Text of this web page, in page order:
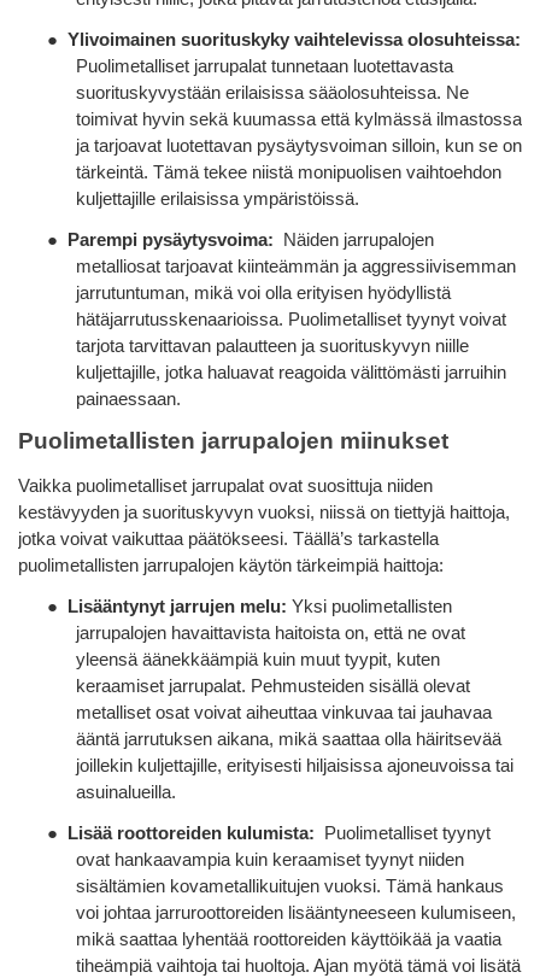
● Ylivoimainen suorituskyky vaihtelevissa olosuhteissa:
Puolimetalliset jarrupalat tunnetaan luotettavasta
suorituskyvystään erilaisissa sääolosuhteissa. Ne
toimivat hyvin sekä kuumassa että kylmässä ilmastossa
ja tarjoavat luotettavan pysäytysvoiman silloin, kun se on
tärkeintä. Tämä tekee niistä monipuolisen vaihtoehdon
kuljettajille erilaisissa ympäristöissä.
● Parempi pysäytysvoima:
Näiden jarrupalojen
metalliosat tarjoavat kiinteämmän ja aggressiivisemman
jarrutuntuman, mikä voi olla erityisen hyödyllistä
hätäjarrutusskenaarioissa. Puolimetalliset tyynyt voivat
tarjota tarvittavan palautteen ja suorituskyvyn niille
kuljettajille, jotka haluavat reagoida välittömästi jarruihin
painaessaan.
Puolimetallisten jarrupalojen miinukset
Vaikka puolimetalliset jarrupalat ovat suosittuja niiden
kestävyyden ja suorituskyvyn vuoksi, niissä on tiettyjä haittoja,
jotka voivat vaikuttaa päätökseesi. Täällä’s tarkastella
puolimetallisten jarrupalojen käytön tärkeimpiä haittoja:
● Lisääntynyt jarrujen melu: Yksi puolimetallisten
jarrupalojen havaittavista haitoista on, että ne ovat
yleensä äänekkäämpiä kuin muut tyypit, kuten
keraamiset jarrupalat. Pehmusteiden sisällä olevat
metalliset osat voivat aiheuttaa vinkuvaa tai jauhavaa
ääntä jarrutuksen aikana, mikä saattaa olla häiritsevää
joillekin kuljettajille, erityisesti hiljaisissa ajoneuvoissa tai
asuinalueilla.
● Lisää roottoreiden kulumista:
Puolimetalliset tyynyt
ovat hankaavampia kuin keraamiset tyynyt niiden
sisältämien kovametallikuitujen vuoksi. Tämä hankaus
voi johtaa jarruroottoreiden lisääntyneeseen kulumiseen,
mikä saattaa lyhentää roottoreiden käyttöikää ja vaatia
tiheämpiä vaihtoja tai huoltoja. Ajan myötä tämä voi lisätä